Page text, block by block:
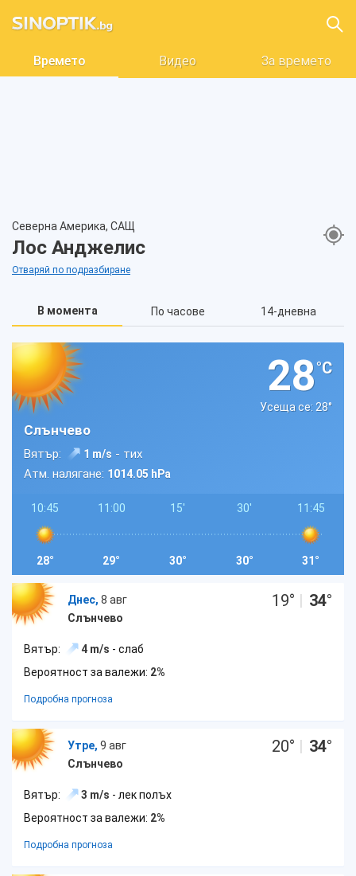
Времето Видео За времето
Северна Америка, САЩ
Лос Анджелис
Отваряй по подразбиране
В момента По часове 14-дневна
28°C
Усеща се: 28°
Слънчево
Вятър: 1 m/s - тих
Атм. налягане: 1014.05 hPa
10:45
28°
11:00
29°
15'
30°
30'
30°
11:45
31°
Днес, 8 авг
Слънчево
19° | 34°
Вятър: 4 m/s - слаб
Вероятност за валежи: 2%
Подробна прогноза
Утре, 9 авг
Слънчево
20° | 34°
Вятър: 3 m/s - лек полъх
Вероятност за валежи: 2%
Подробна прогноза